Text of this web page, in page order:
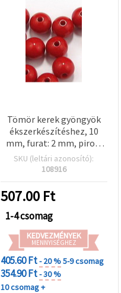
Tömör kerek gyöngyök
ékszerkészítéshez, 10
mm, furat: 2 mm, piros,
50 g (~95 db)
SKU (leltári azonosító):
108916
507.00 Ft
1-4 csomag
KEDVEZMÉNYEK
MENNYISÉGHEZ
405.60 Ft- 20 %5-9 csomag
354.90 Ft- 30 %
10 csomag +